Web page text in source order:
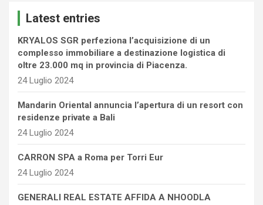
Latest entries
KRYALOS SGR perfeziona l’acquisizione di un
complesso immobiliare a destinazione logistica di
oltre 23.000 mq in provincia di Piacenza.
24 Luglio 2024
Mandarin Oriental annuncia l’apertura di un resort con
residenze private a Bali
24 Luglio 2024
CARRON SPA a Roma per Torri Eur
24 Luglio 2024
GENERALI REAL ESTATE AFFIDA A NHOODLA